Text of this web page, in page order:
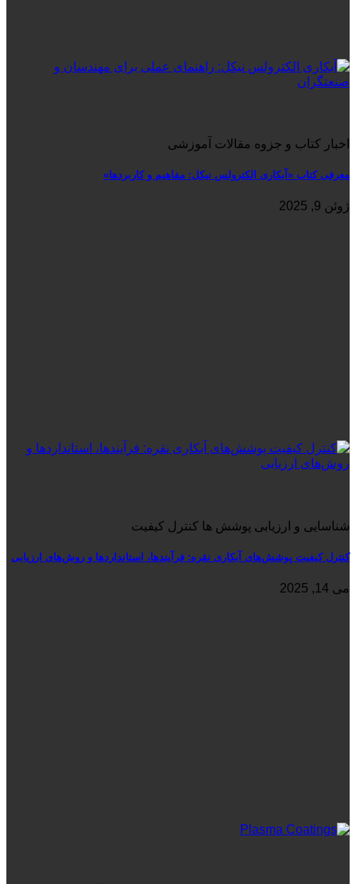
اخبار کتاب و جزوه مقالات آموزشی
معرفی کتاب «آبکاری الکترولس نیکل: مفاهیم و کاربردها»
ژوئن 9, 2025
شناسایی و ارزیابی پوشش ها کنترل کیفیت
کنترل کیفیت پوشش‌های آبکاری نقره: فرآیندها، استانداردها و روش‌های ارزیابی
می 14, 2025